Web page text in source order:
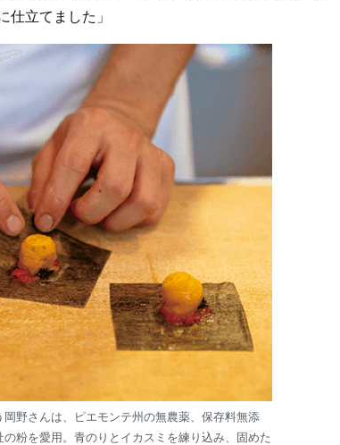
仕立てました」
岡野さんは、ピエモンテ州の無農薬、保存料無添
粉を愛用。青のりとイカスミを練り込み、固めた